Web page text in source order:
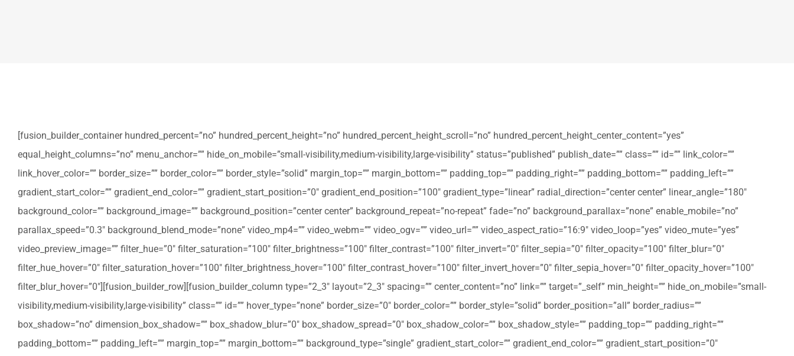
[fusion_builder_container hundred_percent=”no” hundred_percent_height=”no” hundred_percent_height_scroll=”no” hundred_percent_height_center_content=”yes”
equal_height_columns=”no” menu_anchor=”” hide_on_mobile=”small-visibility,medium-visibility,large-visibility” status=”published” publish_date=”” class=”” id=”” link_color=””
link_hover_color=”” border_size=”” border_color=”” border_style=”solid” margin_top=”” margin_bottom=”” padding_top=”” padding_right=”” padding_bottom=”” padding_left=””
gradient_start_color=”” gradient_end_color=”” gradient_start_position=”0″ gradient_end_position=”100″ gradient_type=”linear” radial_direction=”center center” linear_angle=”180″
background_color=”” background_image=”” background_position=”center center” background_repeat=”no-repeat” fade=”no” background_parallax=”none” enable_mobile=”no”
parallax_speed=”0.3″ background_blend_mode=”none” video_mp4=”” video_webm=”” video_ogv=”” video_url=”” video_aspect_ratio=”16:9″ video_loop=”yes” video_mute=”yes”
video_preview_image=”” filter_hue=”0″ filter_saturation=”100″ filter_brightness=”100″ filter_contrast=”100″ filter_invert=”0″ filter_sepia=”0″ filter_opacity=”100″ filter_blur=”0″
filter_hue_hover=”0″ filter_saturation_hover=”100″ filter_brightness_hover=”100″ filter_contrast_hover=”100″ filter_invert_hover=”0″ filter_sepia_hover=”0″ filter_opacity_hover=”100″
filter_blur_hover=”0″][fusion_builder_row][fusion_builder_column type=”2_3″ layout=”2_3″ spacing=”” center_content=”no” link=”” target=”_self” min_height=”” hide_on_mobile=”small-
visibility,medium-visibility,large-visibility” class=”” id=”” hover_type=”none” border_size=”0″ border_color=”” border_style=”solid” border_position=”all” border_radius=””
box_shadow=”no” dimension_box_shadow=”” box_shadow_blur=”0″ box_shadow_spread=”0″ box_shadow_color=”” box_shadow_style=”” padding_top=”” padding_right=””
padding_bottom=”” padding_left=”” margin_top=”” margin_bottom=”” background_type=”single” gradient_start_color=”” gradient_end_color=”” gradient_start_position=”0″